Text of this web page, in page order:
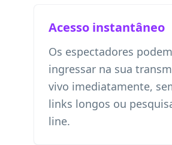
Acesso instantâneo
Os espectadores podem
ingressar na sua
vivo imediatamente,
links longos ou
line.